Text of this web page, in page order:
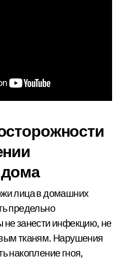
лица в домашних
предельно
занести инфекцию, не
тканям. Нарушения
накопление гноя,